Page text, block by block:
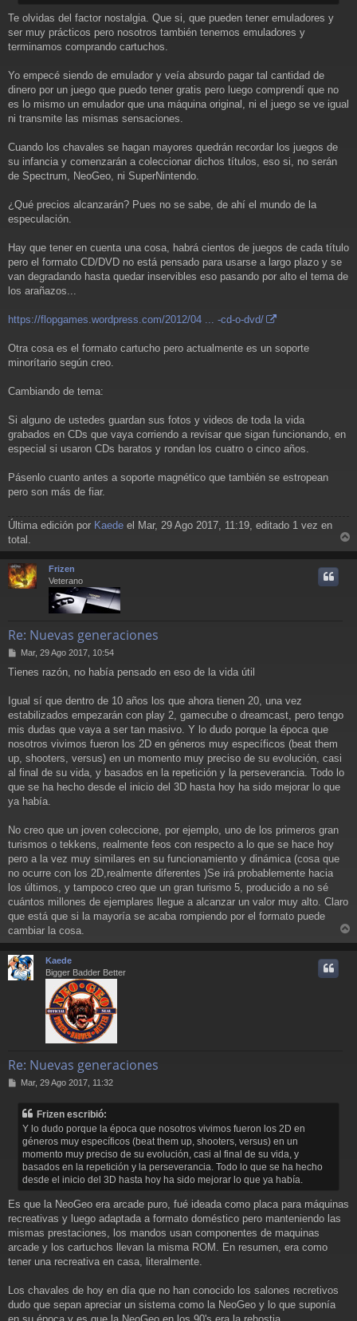
Te olvidas del factor nostalgia. Que si, que pueden tener emuladores y
ser muy prácticos pero nosotros también tenemos emuladores y
terminamos comprando cartuchos.
Yo empecé siendo de emulador y veía absurdo pagar tal cantidad de
dinero por un juego que puedo tener gratis pero luego comprendí que no
es lo mismo un emulador que una máquina original, ni el juego se ve igual
ni transmite las mismas sensaciones.
Cuando los chavales se hagan mayores quedrán recordar los juegos de
su infancia y comenzarán a coleccionar dichos títulos, eso si, no serán
de Spectrum, NeoGeo, ni SuperNintendo.
¿Qué precios alcanzarán? Pues no se sabe, de ahí el mundo de la
especulación.
Hay que tener en cuenta una cosa, habrá cientos de juegos de cada título
pero el formato CD/DVD no está pensado para usarse a largo plazo y se
van degradando hasta quedar inservibles eso pasando por alto el tema de
los arañazos...
https://flopgames.wordpress.com/2012/04 ... -cd-o-dvd/
Otra cosa es el formato cartucho pero actualmente es un soporte
minorítario según creo.
Cambiando de tema:
Si alguno de ustedes guardan sus fotos y videos de toda la vida
grabados en CDs que vaya corriendo a revisar que sigan funcionando, en
especial si usaron CDs baratos y rondan los cuatro o cinco años.
Pásenlo cuanto antes a soporte magnético que también se estropean
pero son más de fiar.
Última edición por Kaede el Mar, 29 Ago 2017, 11:19, editado 1 vez en
total.
r
Frizen
Veterano
Re: Nuevas generaciones
M
n
a
j
e
Mar, 29 Ago 2017, 10:54
Tienes razón, no había pensado en eso de la vida útil
Igual sí que dentro de 10 años los que ahora tienen 20, una vez
estabilizados empezarán con play 2, gamecube o dreamcast, pero tengo
mis dudas que vaya a ser tan masivo. Y lo dudo porque la época que
nosotros vivimos fueron los 2D en géneros muy específicos (beat them
up, shooters, versus) en un momento muy preciso de su evolución, casi
al final de su vida, y basados en la repetición y la perseverancia. Todo lo
que se ha hecho desde el inicio del 3D hasta hoy ha sido mejorar lo que
ya había.
No creo que un joven coleccione, por ejemplo, uno de los primeros gran
turismos o tekkens, realmente feos con respecto a lo que se hace hoy
pero a la vez muy similares en su funcionamiento y dinámica (cosa que
no ocurre con los 2D,realmente diferentes )Se irá probablemente hacia
los últimos, y tampoco creo que un gran turismo 5, producido a no sé
cuántos millones de ejemplares llegue a alcanzar un valor muy alto. Claro
que está que si la mayoría se acaba rompiendo por el formato puede
cambiar la cosa.
r
Kaede
Bigger Badder Better
Re: Nuevas generaciones
MMar, 29 Ago 2017, 11:32
Frizen escribió:
Y lo dudo porque la época que nosotros vivimos fueron los 2D en
géneros muy específicos (beat them up, shooters, versus) en un
momento muy preciso de su evolución, casi al final de su vida, y
basados en la repetición y la perseverancia. Todo lo que se ha hecho
desde el inicio del 3D hasta hoy ha sido mejorar lo que ya había.
Es que la NeoGeo era arcade puro, fué ideada como placa para máquinas
recreativas y luego adaptada a formato doméstico pero manteniendo las
mismas prestaciones, los mandos usan componentes de maquinas
arcade y los cartuchos llevan la misma ROM. En resumen, era como
tener una recreativa en casa, literalmente.
Los chavales de hoy en día que no han conocido los salones recretivos
dudo que sepan apreciar un sistema como la NeoGeo y lo que suponía